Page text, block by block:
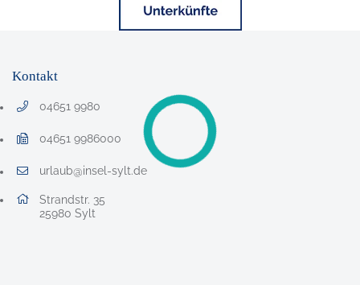
Kontakt
04651 9980
Telefonnummer: 0 4 6 5 1 9 9 8 0
04651 9986000
Faxnummer: 0 4 6 5 1 9 9 8 6 0 0 0
urlaub@insel-sylt.de
E-Mail Adresse: urlaub@insel-sylt.de
Adresse:
Strandstr. 35
25980 , 2 5 9 8 0
Sylt